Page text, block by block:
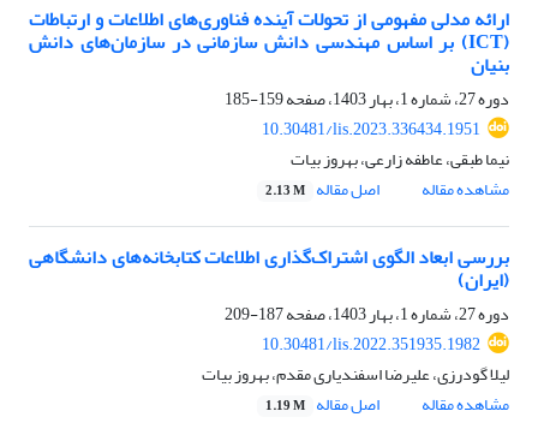
ارائه مدلی مفهومی از تحولات آینده فناوری‌های اطلاعات و ارتباطات
(ICT) بر اساس مهندسی دانش سازمانی در سازمان‌های دانش
بنیان
دوره 27، شماره 1، بهار 1403، صفحه
159-185
10.30481/lis.2023.336434.1951
نیما طبقی، عاطفه زارعی، بهروز بیات
مشاهده مقاله
اصل مقاله 2.13 M
بررسی ابعاد الگوی اشتراک‌گذاری اطلاعات کتابخانه‌های دانشگاهی
(ایران)
دوره 27، شماره 1، بهار 1403، صفحه
187-209
10.30481/lis.2022.351935.1982
لیلا گودرزی، علیرضا اسفندیاری مقدم، بهروز بیات
مشاهده مقاله
اصل مقاله 1.19 M